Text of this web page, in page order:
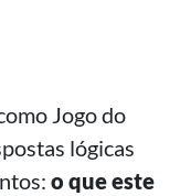
Jogo do
lógicas
o que este